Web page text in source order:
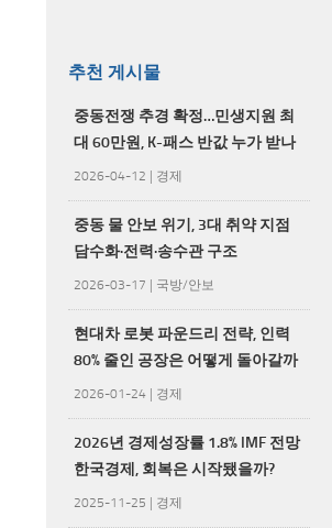
추천 게시물
중동전쟁 추경 확정…민생지원 최
대 60만원, K-패스 반값 누가 받나
2026-04-12 | 경제
중동 물 안보 위기, 3대 취약 지점
담수화·전력·송수관 구조
2026-03-17 | 국방/안보
현대차 로봇 파운드리 전략, 인력
80% 줄인 공장은 어떻게 돌아갈까
2026-01-24 | 경제
2026년 경제성장률 1.8% IMF 전망
한국경제, 회복은 시작됐을까?
2025-11-25 | 경제